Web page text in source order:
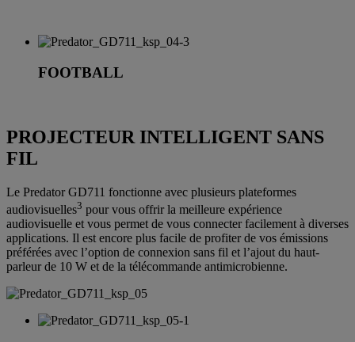
FOOTBALL
PROJECTEUR INTELLIGENT SANS
FIL
Le Predator GD711 fonctionne avec plusieurs plateformes
audiovisuelles3 pour vous offrir la meilleure expérience
audiovisuelle et vous permet de vous connecter facilement à diverses
applications. Il est encore plus facile de profiter de vos émissions
préférées avec l’option de connexion sans fil et l’ajout du haut-
parleur de 10 W et de la télécommande antimicrobienne.